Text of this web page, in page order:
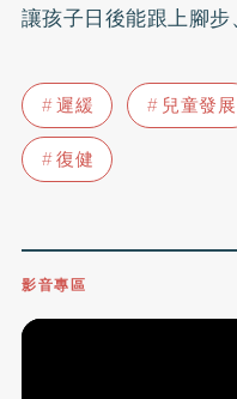
讓孩子日後能跟上腳步
遲緩 兒童發展
復健
影音專區